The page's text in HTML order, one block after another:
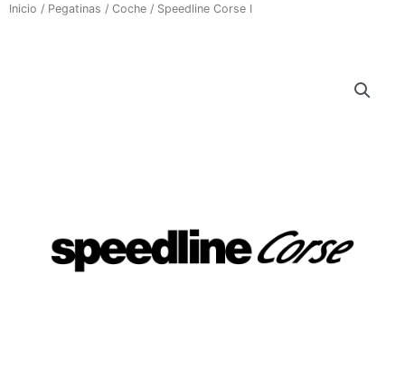
Inicio / Pegatinas / Coche / Speedline Corse I